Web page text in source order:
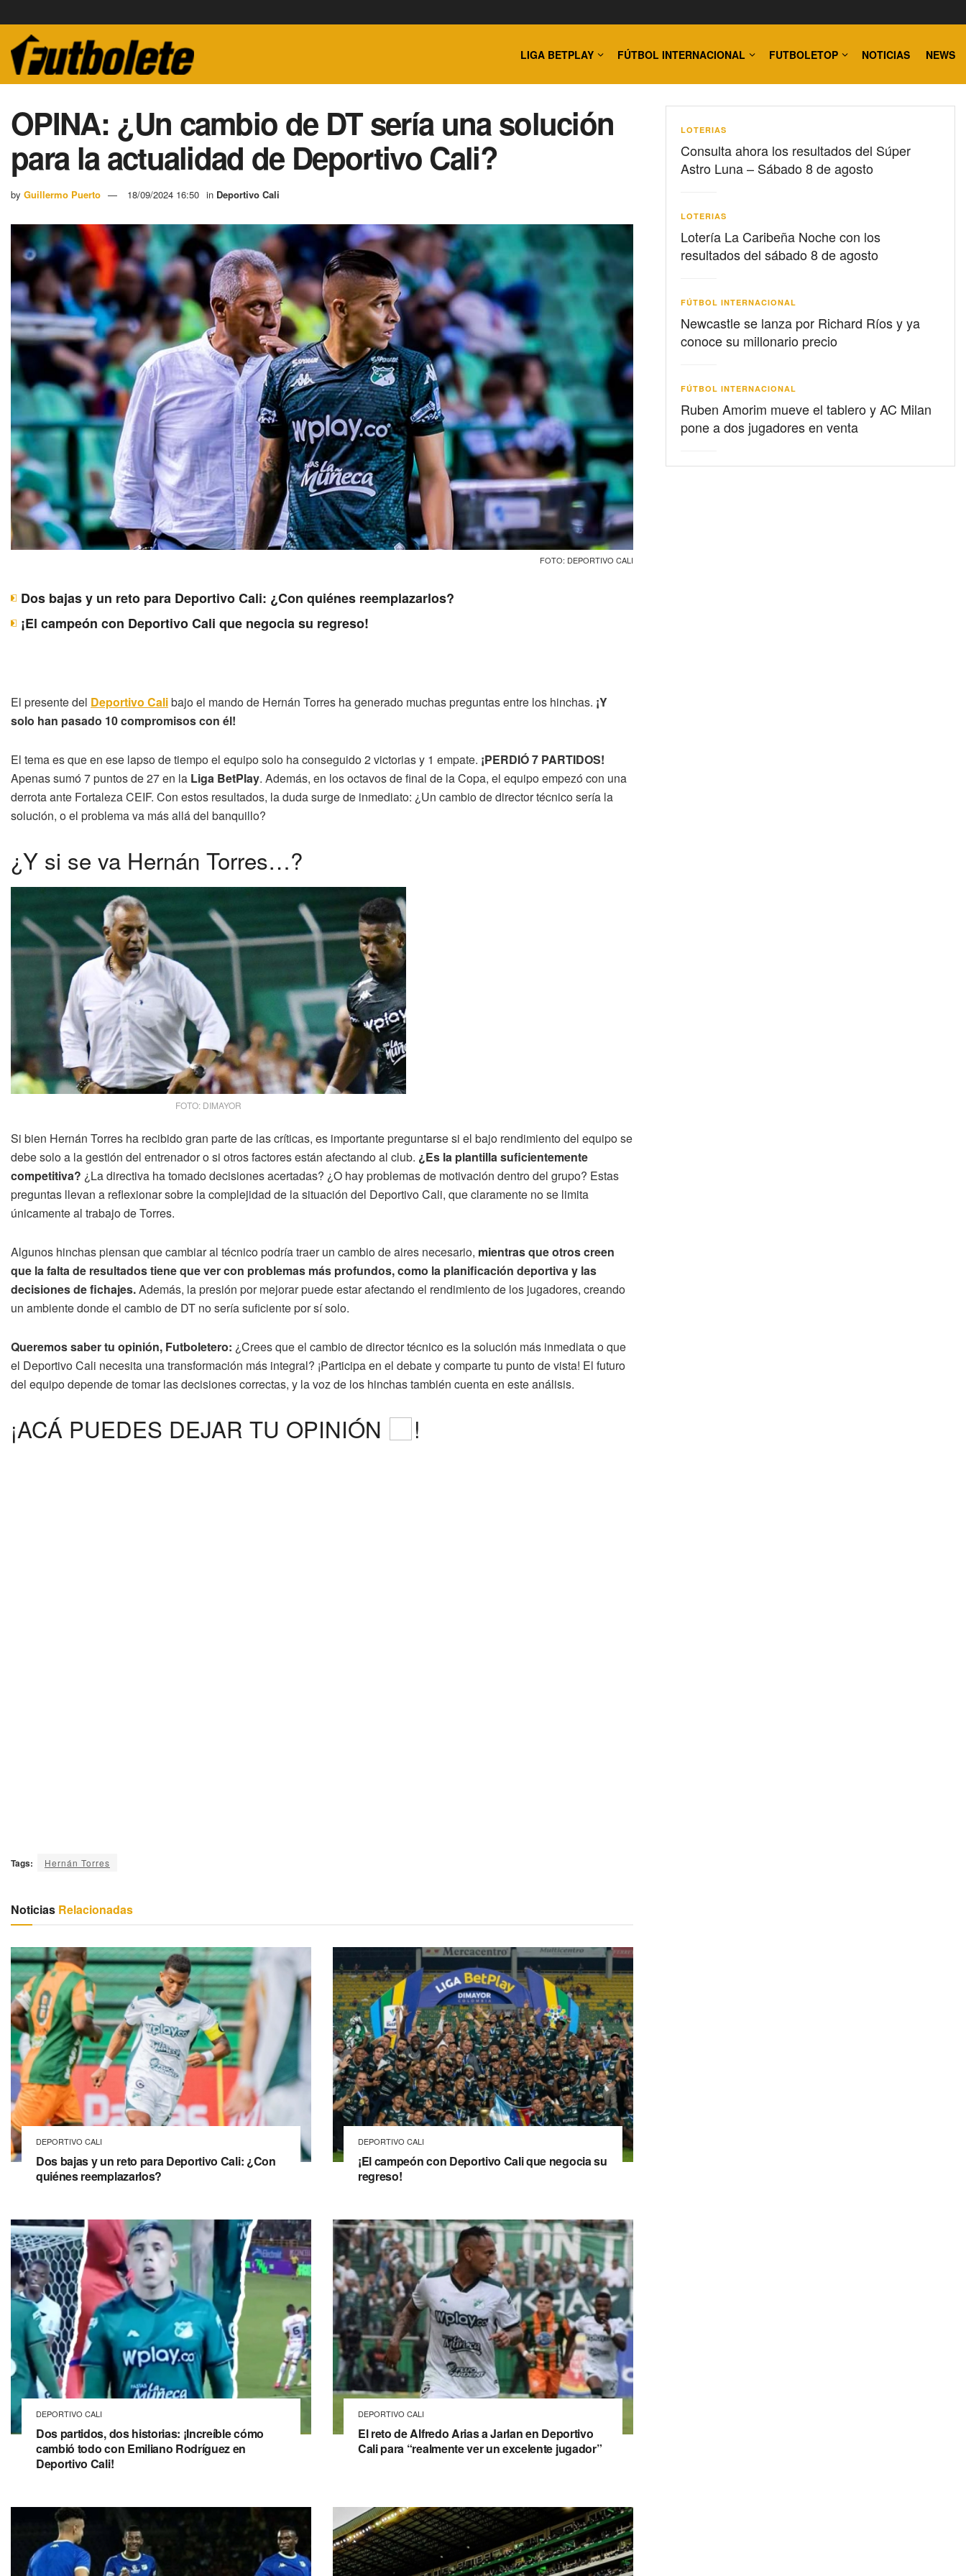
LIGA BETPLAY FÚTBOL INTERNACIONAL FUTBOLETOP NOTICIAS NEWS
OPINA: ¿Un cambio de DT sería una solución
para la actualidad de Deportivo Cali?
by Guillermo Puerto 18/09/2024 16:50 in Deportivo Cali
FOTO: DEPORTIVO CALI
Dos bajas y un reto para Deportivo Cali: ¿Con quiénes reemplazarlos?
¡El campeón con Deportivo Cali que negocia su regreso!
El presente del Deportivo Calibajo el mando de Hernán Torres ha generado muchas preguntas entre los hinchas. ¡Y
solo han pasado 10 compromisos con él!
El tema es que en ese lapso de tiempo el equipo solo ha conseguido 2 victorias y 1 empate. ¡PERDIÓ 7 PARTIDOS!
Apenas sumó 7 puntos de 27 en la Liga BetPlay. Además, en los octavos de final de la Copa, el equipo empezó con una
derrota ante Fortaleza CEIF. Con estos resultados, la duda surge de inmediato: ¿Un cambio de director técnico sería la
solución, o el problema va más allá del banquillo?
¿Y si se va Hernán Torres…?
FOTO: DIMAYOR
Si bien Hernán Torres ha recibido gran parte de las críticas, es importante preguntarse si el bajo rendimiento del equipo se
debe solo a la gestión del entrenador o si otros factores están afectando al club. ¿Es la plantilla suficientemente
competitiva? ¿La directiva ha tomado decisiones acertadas? ¿O hay problemas de motivación dentro del grupo? Estas
preguntas llevan a reflexionar sobre la complejidad de la situación del Deportivo Cali, que claramente no se limita
únicamente al trabajo de Torres.
Algunos hinchas piensan que cambiar al técnico podría traer un cambio de aires necesario, mientras que otros creen
que la falta de resultados tiene que ver con problemas más profundos, como la planificación deportiva y las
decisiones de fichajes.Además, la presión por mejorar puede estar afectando el rendimiento de los jugadores, creando
un ambiente donde el cambio de DT no sería suficiente por sí solo.
Queremos saber tu opinión, Futboletero: ¿Crees que el cambio de director técnico es la solución más inmediata o que
el Deportivo Cali necesita una transformación más integral? ¡Participa en el debate y comparte tu punto de vista! El futuro
del equipo depende de tomar las decisiones correctas, y la voz de los hinchas también cuenta en este análisis.
¡ACÁ PUEDES DEJAR TU OPINIÓN !
Tags: Hernán Torres
Noticias Relacionadas
DEPORTIVO CALI
Dos bajas y un reto para Deportivo Cali: ¿Con
quiénes reemplazarlos?
DEPORTIVO CALI
¡El campeón con Deportivo Cali que negocia su
regreso!
DEPORTIVO CALI
Dos partidos, dos historias: ¡Increíble cómo
cambió todo con Emiliano Rodríguez en
Deportivo Cali!
DEPORTIVO CALI
El reto de Alfredo Arias a Jarlan en Deportivo
Cali para “realmente ver un excelente jugador”
LOTERIAS
Consulta ahora los resultados del Súper
Astro Luna – Sábado 8 de agosto
LOTERIAS
Lotería La Caribeña Noche con los
resultados del sábado 8 de agosto
FÚTBOL INTERNACIONAL
Newcastle se lanza por Richard Ríos y ya
conoce su millonario precio
FÚTBOL INTERNACIONAL
Ruben Amorim mueve el tablero y AC Milan
pone a dos jugadores en venta